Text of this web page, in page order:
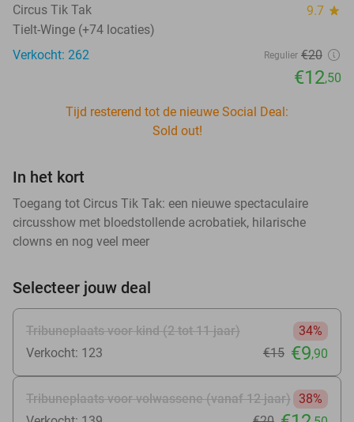
Circus Tik Tak 9.7 star
Tielt-Winge (+74 locaties)
Verkocht: 262
Regulier €20
€12,50
Tijd resterend tot de nieuwe Social Deal:
Sold out!
In het kort
Toegang tot Circus Tik Tak: een nieuwe spectaculaire
circusshow met bloedstollende acrobatiek, hilarische
clowns en nog veel meer
Selecteer jouw deal
Tribuneplaats voor kind (2 tot 11 jaar)
34%
Verkocht: 123
€15 €9,90
Tribuneplaats voor volwassene (vanaf 12 jaar) 38%